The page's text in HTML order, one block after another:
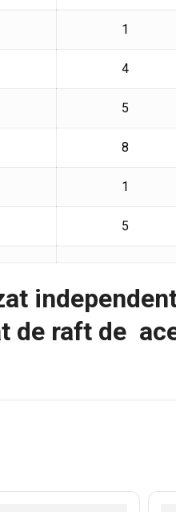
1
4
5
8
1
5
de raft de